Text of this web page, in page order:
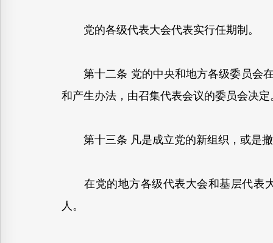
党的各级代表大会代表实行任期制。
第十二条 党的中央和地方各级委员会在
和产生办法，由召集代表会议的委员会决定
第十三条 凡是成立党的新组织，或是撤
在党的地方各级代表大会和基层代表大
人。